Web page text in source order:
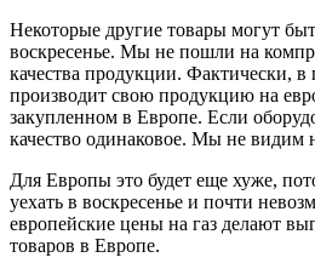
Некоторые другие товары могут
воскресенье. Мы не пошли на
качества продукции. Фактически,
производит свою продукцию на
закупленном в Европе. Если
качество одинаковое. Мы не видим
Для Европы это будет еще хуже,
уехать в воскресенье и почти
европейские цены на газ делают
товаров в Европе.